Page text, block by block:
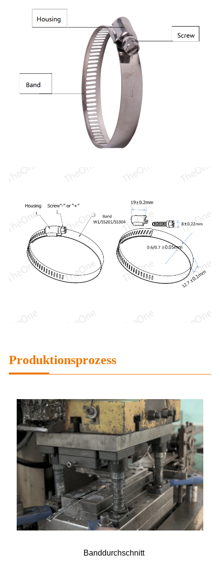
Produktionsprozess
Banddurchschnitt